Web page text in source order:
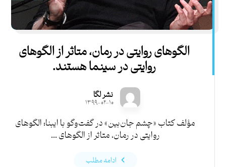
الگوهای روایتی در رمان، متاثر از الگوهای
روایتی در سینما هستند.
نشر لگا
۱۳۹۹-۰۲-۱۰
مؤلف کتاب «چشم جان‌بین» در گفت‌وگو با ایبنا؛ الگوهای
روایتی در رمان، متاثر از الگوهای ...
ادامه مطلب